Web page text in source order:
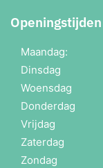
Openingstijden
Maandag:
Dinsdag
Woensdag
Donderdag
Vrijdag
Zaterdag
Zondag